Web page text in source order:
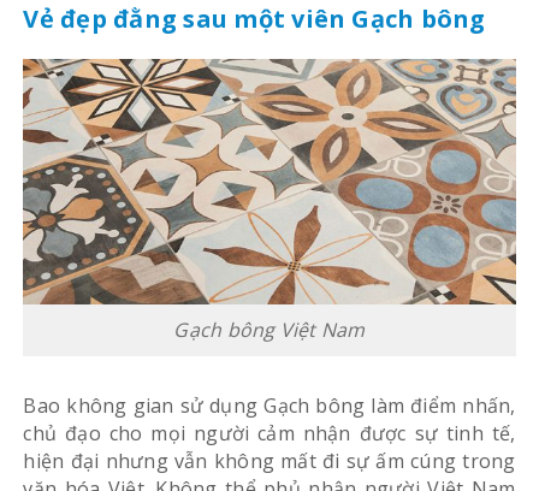
Vẻ đẹp đằng sau một viên Gạch bông
Gạch bông Việt Nam
Bao không gian sử dụng Gạch bông làm điểm nhấn,
chủ đạo cho mọi người cảm nhận được sự tinh tế,
hiện đại nhưng vẫn không mất đi sự ấm cúng trong